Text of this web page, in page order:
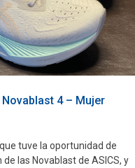
Novablast 4 – Mujer
tuve la oportunidad de
las Novablast de ASICS, y